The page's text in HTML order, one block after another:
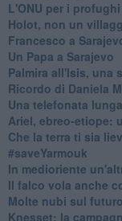
L'ONU per i
Holot, non un
Francesco a
Un Papa a Sarajevo
Palmira all'Isis, una
Ricordo di Daniela
​Una telefonata
​Ariel, ebreo-etiope:
Che la terra ti sia
​#saveYarmouk
​In medioriente
​Il falco vola anche
Molte nubi sul
Knesset: la